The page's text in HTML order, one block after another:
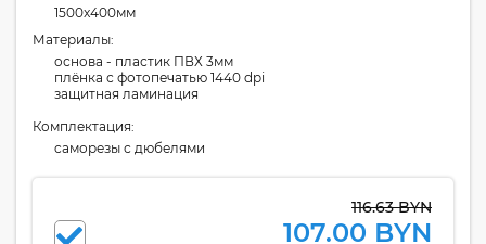
1500x400мм
Материалы:
основа - пластик ПВХ 3мм
плёнка с фотопечатью 1440 dpi
защитная ламинация
Комплектация:
cаморезы с дюбелями
116.63 BYN
107.00 BYN